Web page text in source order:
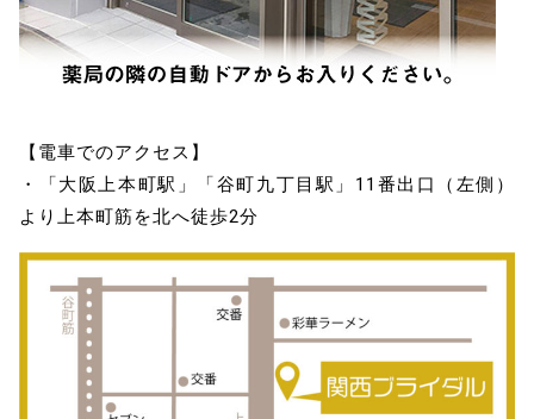
【電車でのアクセス】
・「大阪上本町駅」「谷町九丁目駅」11番出口（左側）
より上本町筋を北へ徒歩2分